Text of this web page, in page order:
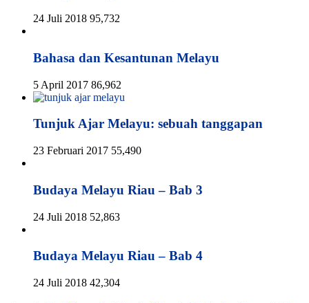
24 Juli 2018 95,732
Bahasa dan Kesantunan Melayu
5 April 2017 86,962
Tunjuk Ajar Melayu: sebuah tanggapan
23 Februari 2017 55,490
Budaya Melayu Riau – Bab 3
24 Juli 2018 52,863
Budaya Melayu Riau – Bab 4
24 Juli 2018 42,304